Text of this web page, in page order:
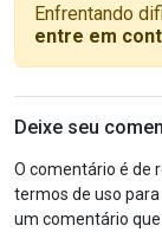
Enfrentando
entre em
Deixe seu
O comentário é de
termos de uso
um comentário